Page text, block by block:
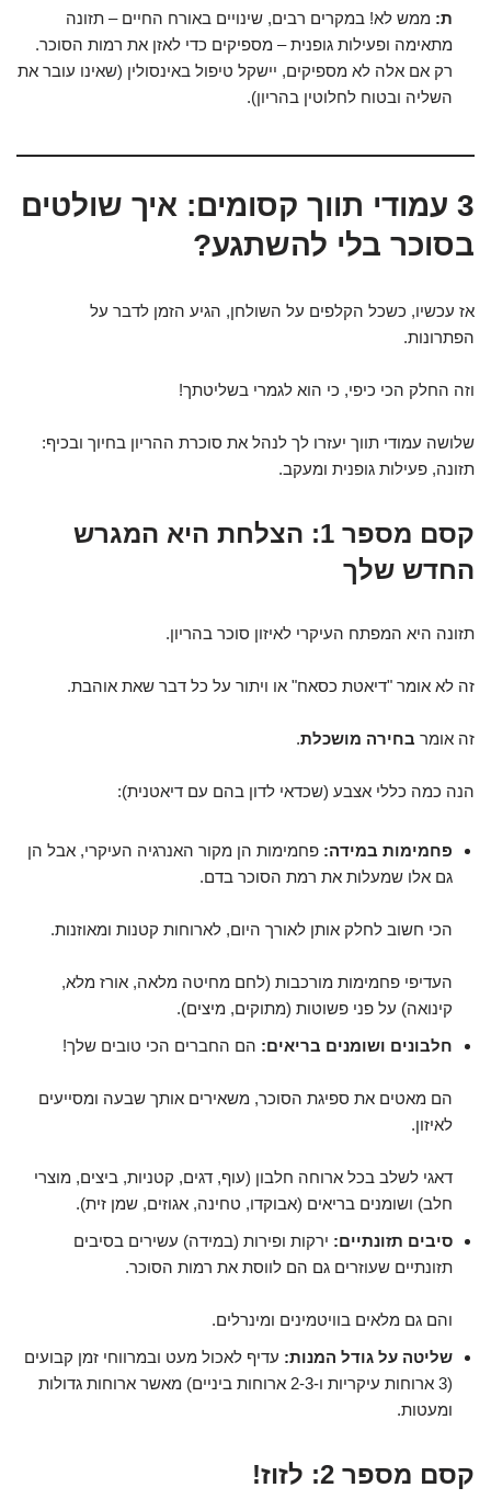
ת: ממש לא! במקרים רבים, שינויים באורח החיים – תזונה
מתאימה ופעילות גופנית – מספיקים כדי לאזן את רמות הסוכר.
רק אם אלה לא מספיקים, יישקל טיפול באינסולין (שאינו עובר את
השליה ובטוח לחלוטין בהריון).
3 עמודי תווך קסומים: איך שולטים
בסוכר בלי להשתגע?
אז עכשיו, כשכל הקלפים על השולחן, הגיע הזמן לדבר על
הפתרונות.
וזה החלק הכי כיפי, כי הוא לגמרי בשליטתך!
שלושה עמודי תווך יעזרו לך לנהל את סוכרת ההריון בחיוך ובכיף:
תזונה, פעילות גופנית ומעקב.
קסם מספר 1: הצלחת היא המגרש
החדש שלך
תזונה היא המפתח העיקרי לאיזון סוכר בהריון.
זה לא אומר "דיאטת כסאח" או ויתור על כל דבר שאת אוהבת.
זה אומר בחירה מושכלת.
הנה כמה כללי אצבע (שכדאי לדון בהם עם דיאטנית):
פחמימות במידה: פחמימות הן מקור האנרגיה העיקרי, אבל הן
גם אלו שמעלות את רמת הסוכר בדם.
הכי חשוב לחלק אותן לאורך היום, לארוחות קטנות ומאוזנות.
העדיפי פחמימות מורכבות (לחם מחיטה מלאה, אורז מלא,
קינואה) על פני פשוטות (מתוקים, מיצים).
חלבונים ושומנים בריאים: הם החברים הכי טובים שלך!
הם מאטים את ספיגת הסוכר, משאירים אותך שבעה ומסייעים
לאיזון.
דאגי לשלב בכל ארוחה חלבון (עוף, דגים, קטניות, ביצים, מוצרי
חלב) ושומנים בריאים (אבוקדו, טחינה, אגוזים, שמן זית).
סיבים תזונתיים: ירקות ופירות (במידה) עשירים בסיבים
תזונתיים שעוזרים גם הם לווסת את רמות הסוכר.
והם גם מלאים בוויטמינים ומינרלים.
שליטה על גודל המנות: עדיף לאכול מעט ובמרווחי זמן קבועים
(3 ארוחות עיקריות ו-2-3 ארוחות ביניים) מאשר ארוחות גדולות
ומעטות.
קסם מספר 2: לזוז!